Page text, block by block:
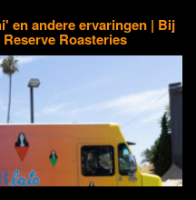
en andere ervaringen | Bij
Roasteries